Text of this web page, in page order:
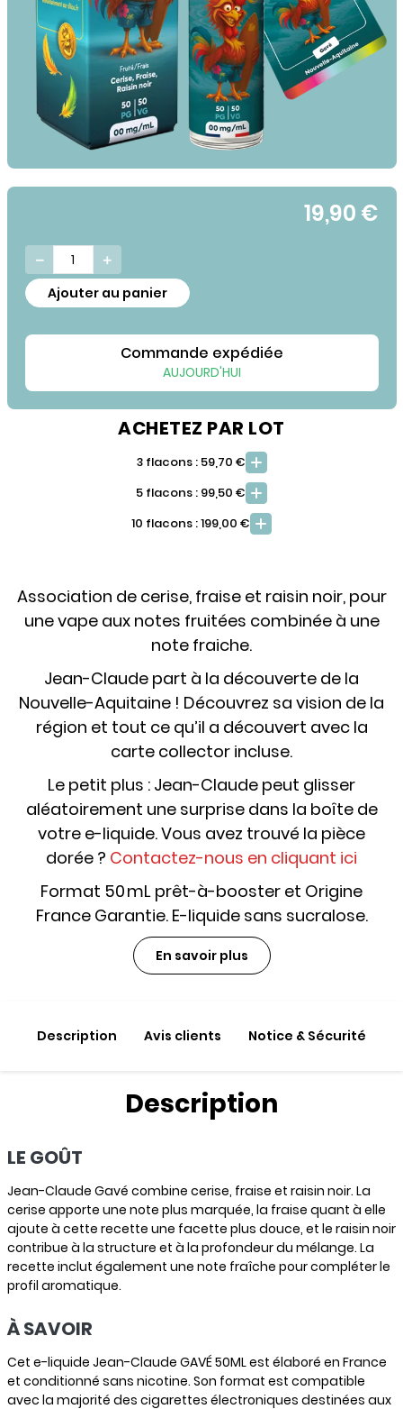
19,90 €
 
Ajouter au panier
Commande expédiée
AUJOURD'HUI
ACHETEZ PAR LOT
3 flacons : 59,70 €
5 flacons : 99,50 €
10 flacons : 199,00 €
Association de cerise, fraise et raisin noir, pour
une vape aux notes fruitées combinée à une
note fraiche.
Jean-Claude part à la découverte de la
Nouvelle-Aquitaine ! Découvrez sa vision de la
région et tout ce qu’il a découvert avec la
carte collector incluse.
Le petit plus : Jean-Claude peut glisser
aléatoirement une surprise dans la boîte de
votre e-liquide. Vous avez trouvé la pièce
dorée ? Contactez-nous en cliquant ici
Format 50 mL prêt-à-booster et Origine
France Garantie. E-liquide sans sucralose.
En savoir plus
Description Avis clients Notice & Sécurité
Description
LE GOÛT
Jean-Claude Gavé combine cerise, fraise et raisin noir. La
cerise apporte une note plus marquée, la fraise quant à elle
ajoute à cette recette une facette plus douce, et le raisin noir
contribue à la structure et à la profondeur du mélange. La
recette inclut également une note fraîche pour compléter le
profil aromatique.
À SAVOIR
Cet e-liquide Jean-Claude GAVÉ 50ML est élaboré en France
et conditionné sans nicotine. Son format est compatible
avec la majorité des cigarettes électroniques destinées aux